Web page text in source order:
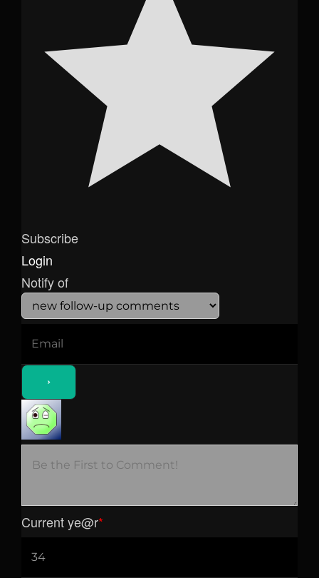
Subscribe
Login
Notify of
Current ye@r*